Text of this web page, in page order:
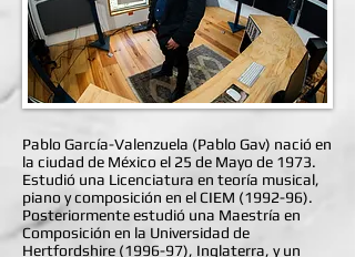
Pablo García-Valenzuela (Pablo Gav) nació en
la ciudad de México el 25 de Mayo de 1973.
Estudió una Licenciatura en teoría musical,
piano y composición en el CIEM (1992-96).
Posteriormente estudió una Maestría en
Composición en la Universidad de
Hertfordshire (1996-97), Inglaterra, y un